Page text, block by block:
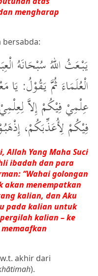
mengharap
bersabda:
يَبْعَثُ اللهُ سُبْحَانَهُ
الْعُلَمَاءَ ثُمَّ يَقُوْلُ: يَا
عِلْمِيْ فِيْكُمْ إِلاَّ
فِيْكُمْ لِأُعَذِّبَكُمْ،
Allah Yang Maha Suci
ibadah dan para
“Wahai golongan
akan menempatkan
kalian, dan Aku
pada kalian untuk
kalian – ke
akhir dari
).